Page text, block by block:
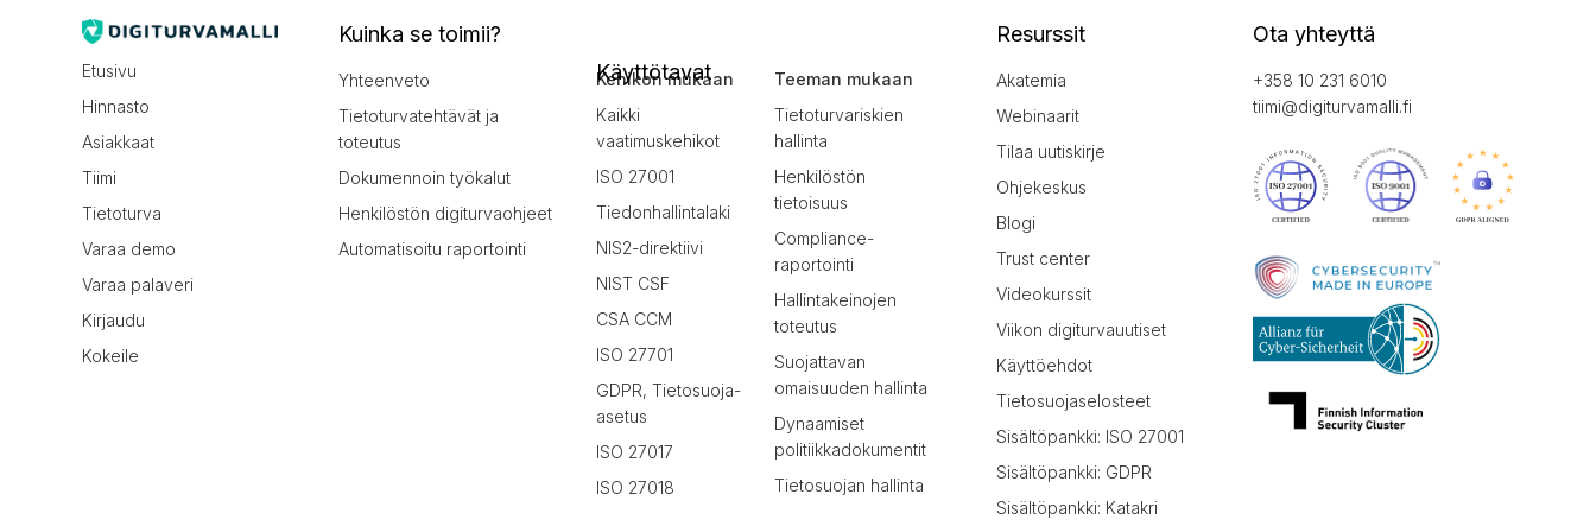
Etusivu
Hinnasto
Asiakkaat
Tiimi
Tietoturva
Varaa demo
Varaa palaveri
Kirjaudu
Kokeile
Kuinka se toimii?
Yhteenveto
Tietoturvatehtävät ja
toteutus
Dokumennoin työkalut
Henkilöstön digiturvaohjeet
Automatisoitu raportointi
Käyttötavat
Kehikon mukaan
Kaikki
vaatimuskehikot
ISO 27001
Tiedonhallintalaki
NIS2-direktiivi
NIST CSF
CSA CCM
ISO 27701
GDPR, Tietosuoja-
asetus
ISO 27017
ISO 27018
Teeman mukaan
Tietoturvariskien
hallinta
Henkilöstön
tietoisuus
Compliance-
raportointi
Hallintakeinojen
toteutus
Suojattavan
omaisuuden hallinta
Dynaamiset
politiikkadokumentit
Tietosuojan hallinta
Resurssit
Akatemia
Webinaarit
Tilaa uutiskirje
Ohjekeskus
Blogi
Trust center
Videokurssit
Viikon digiturvauutiset
Käyttöehdot
Tietosuojaselosteet
Sisältöpankki: ISO 27001
Sisältöpankki: GDPR
Sisältöpankki: Katakri
Ota yhteyttä
+358 10 231 6010
tiimi@digiturvamalli.fi